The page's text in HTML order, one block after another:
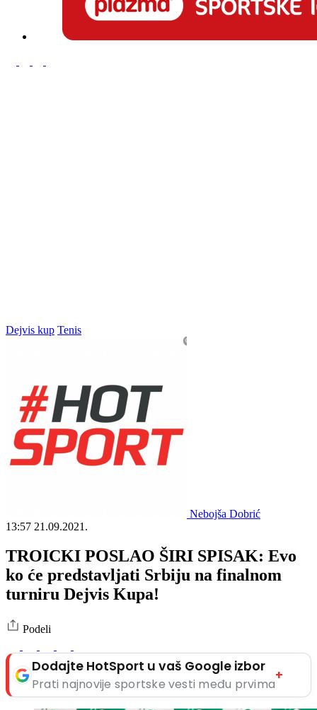
Dejvis kup Tenis
Nebojša Dobrić
13:57 21.09.2021.
TROICKI POSLAO ŠIRI SPISAK: Evo
ko će predstavljati Srbiju na finalnom
turniru Dejvis Kupa!
Podeli
Dodajte HotSport u vaš Google izbor
Prati najnovije sportske vesti među prvima
+